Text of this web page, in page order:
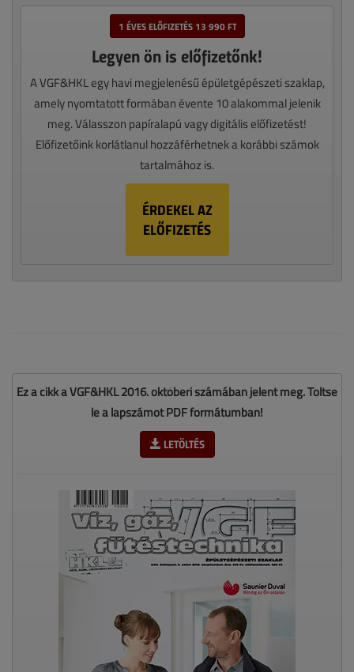
1 ÉVES ELŐFIZETÉS 13 990 FT
Legyen ön is előfizetőnk!
A VGF&HKL egy havi megjelenésű épületgépészeti szaklap,
amely nyomtatott formában évente 10 alakommal jelenik
meg. Válasszon papíralapú vagy digitális előfizetést!
Előfizetőink korlátlanul hozzáférhetnek a korábbi számok
tartalmához is.
ÉRDEKEL AZ
ELŐFIZETÉS
Ez a cikk a VGF&HKL 2016. októberi számában jelent meg. Töltse
le a lapszámot PDF formátumban!
LETÖLTÉS